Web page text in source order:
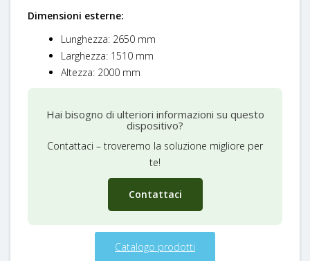
Dimensioni esterne:
Lunghezza: 2650 mm
Larghezza: 1510 mm
Altezza: 2000 mm
Hai bisogno di ulteriori informazioni su questo
dispositivo?
Contattaci – troveremo la soluzione migliore per
te!
Contattaci
Catalogo prodotti